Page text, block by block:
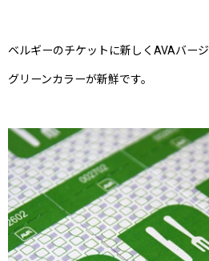
ベルギーのチケットに新しくAVAバー
グリーンカラーが新鮮です。